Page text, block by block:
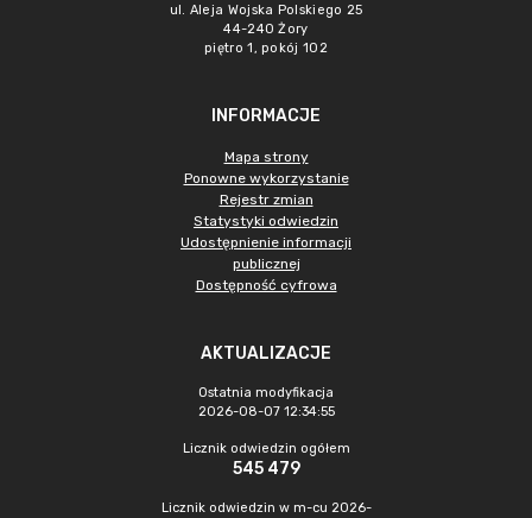
ul. Aleja Wojska Polskiego 25
44-240 Żory
piętro 1, pokój 102
INFORMACJE
Mapa strony
Ponowne wykorzystanie
Rejestr zmian
Statystyki odwiedzin
Udostępnienie informacji
publicznej
Dostępność cyfrowa
AKTUALIZACJE
Ostatnia modyfikacja
2026-08-07 12:34:55
Licznik odwiedzin ogółem
545 479
Licznik odwiedzin w m-cu 2026-